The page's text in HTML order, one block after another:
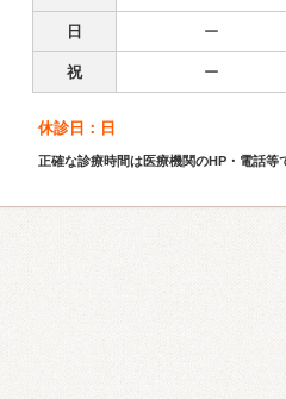
日 ー
祝 ー
休診日：日
正確な診療時間は医療機関のHP・電話等